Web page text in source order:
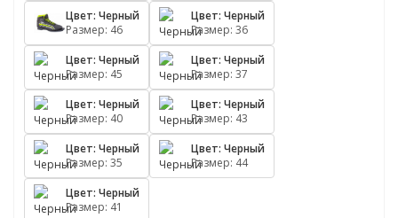
Цвет: Черный
Размер: 46
Цвет: Черный
Размер: 36
Цвет: Черный
Размер: 45
Цвет: Черный
Размер: 37
Цвет: Черный
Размер: 40
Цвет: Черный
Размер: 43
Цвет: Черный
Размер: 35
Цвет: Черный
Размер: 44
Цвет: Черный
Размер: 41